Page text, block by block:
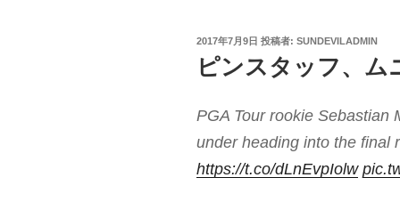
投
日:
2017年7月9日 投稿者: SUNDEVILADMIN
ピンスタッフ、ム
PGA Tour rookie Sebastian
under heading into the final
https://t.co/dLnEvpIolw